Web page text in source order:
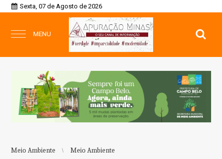
Sexta, 07 de Agosto de 2026
MENU
Meio Ambiente Meio Ambiente